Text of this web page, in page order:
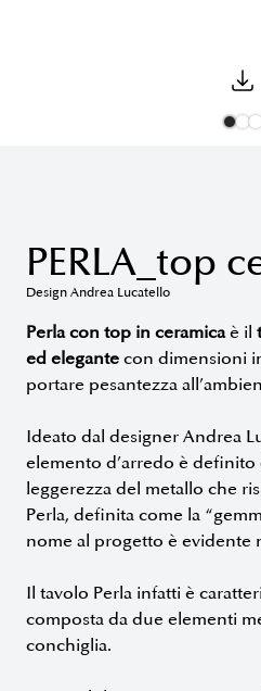
PERLA_top
Design Andrea Lucatello
Perla con top in ceramicaè il
ed elegante con dimensioni
portare pesantezza
Ideato dal designer Andrea
elemento d’arredo è
leggerezza del metallo che
Perla, definita come la
nome al progetto è evidente
Il tavolo Perla infatti è
composta da due elementi
conchiglia.